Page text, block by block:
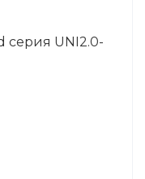
серия UNI2.0-